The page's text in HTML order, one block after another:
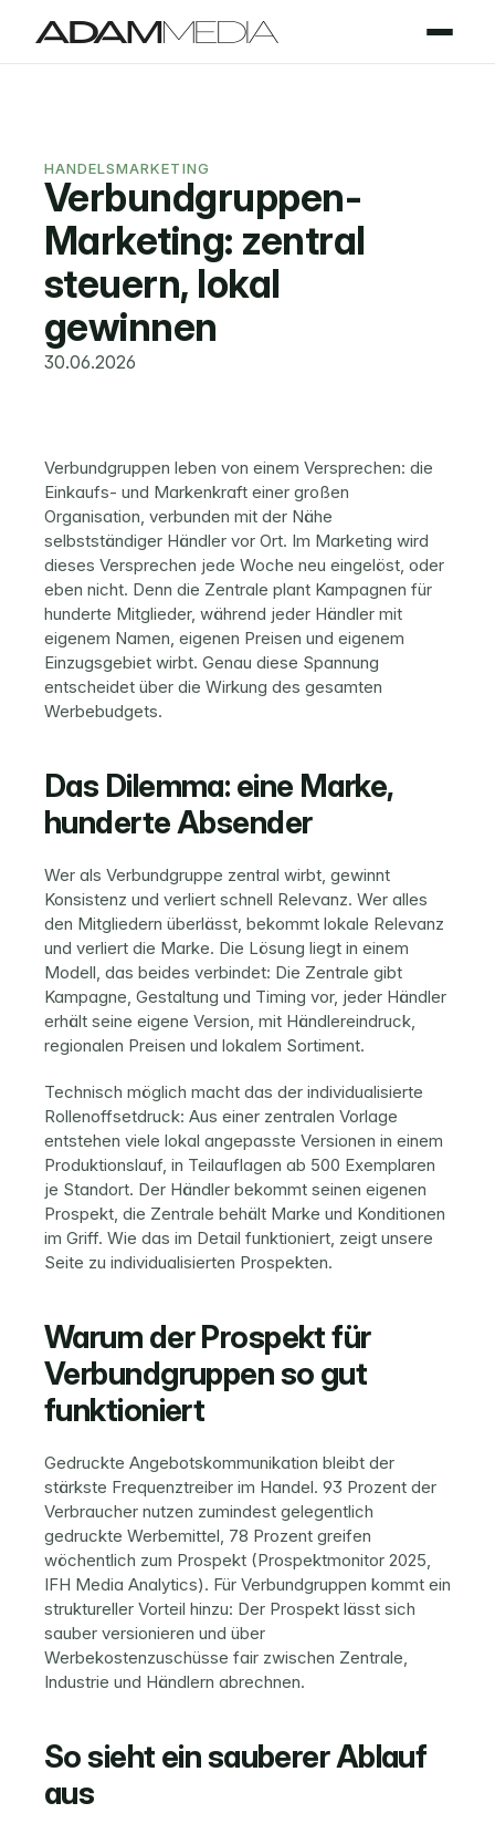
HANDELSMARKETING
Verbundgruppen-
Marketing: zentral
steuern, lokal
gewinnen
30.06.2026
Verbundgruppen leben von einem Versprechen: die
Einkaufs- und Markenkraft einer großen
Organisation, verbunden mit der Nähe
selbstständiger Händler vor Ort. Im Marketing wird
dieses Versprechen jede Woche neu eingelöst, oder
eben nicht. Denn die Zentrale plant Kampagnen für
hunderte Mitglieder, während jeder Händler mit
eigenem Namen, eigenen Preisen und eigenem
Einzugsgebiet wirbt. Genau diese Spannung
entscheidet über die Wirkung des gesamten
Werbebudgets.
Das Dilemma: eine Marke,
hunderte Absender
Wer als Verbundgruppe zentral wirbt, gewinnt
Konsistenz und verliert schnell Relevanz. Wer alles
den Mitgliedern überlässt, bekommt lokale Relevanz
und verliert die Marke. Die Lösung liegt in einem
Modell, das beides verbindet: Die Zentrale gibt
Kampagne, Gestaltung und Timing vor, jeder Händler
erhält seine eigene Version, mit Händlereindruck,
regionalen Preisen und lokalem Sortiment.
Technisch möglich macht das der individualisierte
Rollenoffsetdruck: Aus einer zentralen Vorlage
entstehen viele lokal angepasste Versionen in einem
Produktionslauf, in Teilauflagen ab 500 Exemplaren
je Standort. Der Händler bekommt seinen eigenen
Prospekt, die Zentrale behält Marke und Konditionen
im Griff. Wie das im Detail funktioniert, zeigt unsere
Seite zu individualisierten Prospekten.
Warum der Prospekt für
Verbundgruppen so gut
funktioniert
Gedruckte Angebotskommunikation bleibt der
stärkste Frequenztreiber im Handel. 93 Prozent der
Verbraucher nutzen zumindest gelegentlich
gedruckte Werbemittel, 78 Prozent greifen
wöchentlich zum Prospekt (Prospektmonitor 2025,
IFH Media Analytics). Für Verbundgruppen kommt ein
struktureller Vorteil hinzu: Der Prospekt lässt sich
Werbekostenzuschüsse fair zwischen Zentrale,
Industrie und Händlern abrechnen.
So sieht ein sauberer Ablauf
aus